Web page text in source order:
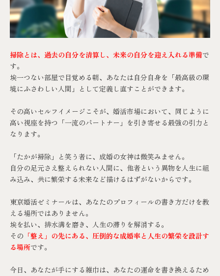
掃除とは、過去の自分を清算し、未来の自分を迎え入れる準備で
す。
埃一つない部屋で目覚める朝、あなたは自分自身を「最高級の環
境にふさわしい人間」として定義し直すことができます。
その高いセルフイメージこそが、婚活市場において、同じように
高い視座を持つ「一流のパートナー」を引き寄せる最強の引力と
なります。
「たかが掃除」と笑う者に、成婚の女神は微笑みません。
自分の足元さえ整えられない人間に、他者という異物を人生に組
み込み、共に繁栄する未来など描けるはずがないからです。
東京婚活ゼミナールは、あなたのプロフィールの書き方だけを教
える場所ではありません。
埃を払い、排水溝を磨き、人生の滞りを解消する。
その 「整え」の先にある、圧倒的な成婚率と人生の繁栄を設計す
る場所です。
今日、あなたが手にする雑巾は、あなたの運命を書き換えるため